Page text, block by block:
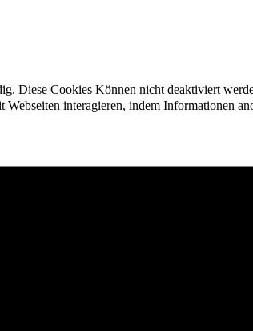
Diese Cookies Können nicht deaktiviert
interagieren, indem Informationen